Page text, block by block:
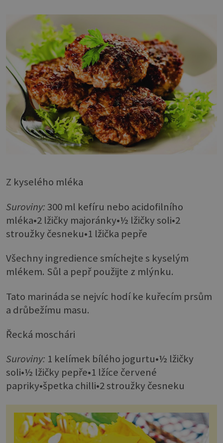
Z kyselého mléka
Suroviny:300 ml kefíru nebo acidofilního
mléka•2 lžičky majoránky•½ lžičky soli•2
stroužky česneku•1 lžička pepře
Všechny ingredience smíchejte s kyselým
mlékem. Sůl a pepř použijte z mlýnku.
Tato marináda se nejvíc hodí ke kuřecím prsům
a drůbežímu masu.
Řecká moschári
Suroviny: 1 kelímek bílého jogurtu•½ lžičky
soli•½ lžičky pepře•1 lžíce červené
papriky•špetka chilli•2 stroužky česneku